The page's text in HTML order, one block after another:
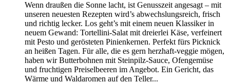
Wenn draußen die Sonne lacht, ist Genusszeit angesagt – mit
unseren neuesten Rezepten wird’s abwechslungsreich, frisch
und richtig lecker. Los geht’s mit einem neuen Klassiker in
neuem Gewand: Tortellini-Salat mit dreierlei Käse, verfeinert
mit Pesto und gerösteten Pinienkernen. Perfekt fürs Picknick
an heißen Tagen. Für alle, die es gern herzhaft-veggie mögen,
haben wir Butterbohnen mit Steinpilz-Sauce, Ofengemüse
und fruchtigen Preiselbeeren im Angebot. Ein Gericht, das
Wärme und Waldaromen auf den Teller...